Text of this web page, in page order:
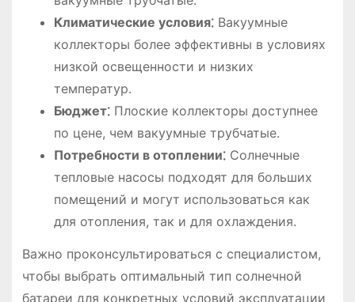
Климатические условия⁚Вакуумные
коллекторы более эффективны в условиях
низкой освещенности и низких
температур.
Бюджет⁚Плоские коллекторы доступнее
по цене, чем вакуумные трубчатые.
Потребности в отоплении⁚Солнечные
тепловые насосы подходят для больших
помещений и могут использоваться как
для отопления, так и для охлаждения.
Важно проконсультироваться с специалистом,
чтобы выбрать оптимальный тип солнечной
батареи для конкретных условий эксплуатации